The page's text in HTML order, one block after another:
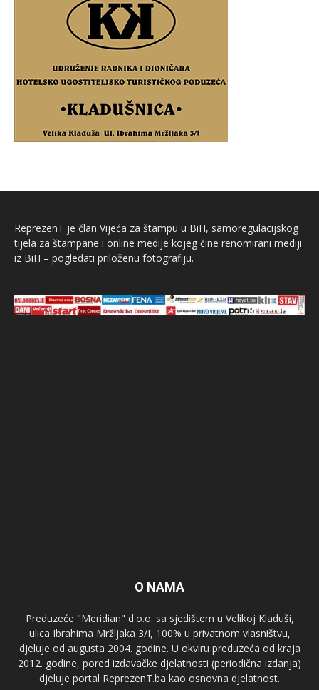
ReprezenT je član Vijeća za štampu u BiH, samoregulacijskog
tijela za štampane i online medije kojeg čine renomirani mediji
iz BiH – pogledati priloženu fotografiju.
O NAMA
Preduzeće "Meridian" d.o.o. sa sjedištem u Velikoj Kladuši,
ulica Ibrahima Mržljaka 3/I, 100% u privatnom vlasništvu,
djeluje od augusta 2004. godine. U okviru preduzeća od kraja
2012. godine, pored izdavačke djelatnosti (periodična izdanja)
djeluje portal ReprezenT.ba kao osnovna djelatnost.